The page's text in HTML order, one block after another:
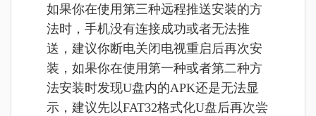
如果你在使用第三种远程推送安装的方
法时，手机没有连接成功或者无法推
送，建议你断电关闭电视重启后再次安
装，如果你在使用第一种或者第二种方
法安装时发现U盘内的APK还是无法显
示，建议先以FAT32格式化U盘后再次尝